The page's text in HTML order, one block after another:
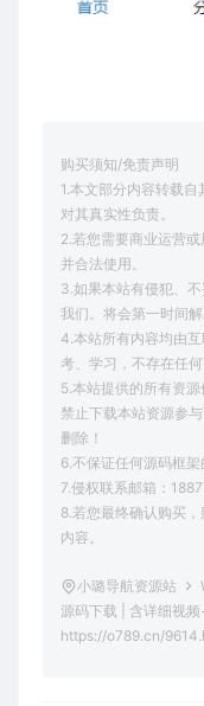
购买须知/免责声明
1.本文部分内容转载
对其真实性负责。
2.若您需要商业运营
并合法使用。
3.如果本站有侵犯、
我们。将会第一时间解
4.本站所有内容均由
考、学习，不存在任
5.本站提供的所有资源
禁止下载本站资源参
删除！
6.不保证任何源码框架
7.侵权联系邮箱：
8.若您最终确认购买
内容。
小璐导航资源站
源码下载 | 含详细视
https://o789.cn/